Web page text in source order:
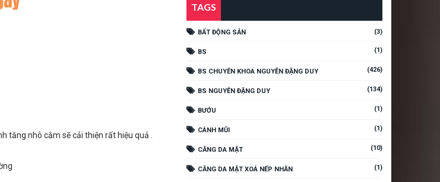
tăng nhô cằm sẽ cải thiện rất hiệu quả .
TAGS
BẤT ĐỘNG SẢN (3)
BS (1)
BS CHUYÊN KHOA NGUYỄN ĐẶNG DUY (426)
BS NGUYỄN ĐẶNG DUY (134)
BƯỚU (1)
CÁNH MŨI (1)
CĂNG DA MẶT (10)
CĂNG DA MẶT XOÁ NẾP NHĂN (1)